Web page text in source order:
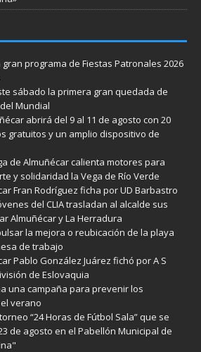
programa de Fiestas Patronales 2026
sábado la primera gran quedada de
Mundial
abrirá del 9 al 11 de agosto con 20
gratuitos y un amplio dispositivo de
de Almuñécar calienta motores para
y solidaridad la Vega de Río Verde
Fran Rodríguez ficha por UD Barbastro
del CLIA trasladan al alcalde sus
Almuñécar y La Herradura
la mejora o reubicación de la playa
de trabajo
Pablo González Juárez fichó por A S
de Eslovaquia
una campaña para prevenir los
verano
“24 Horas de Fútbol Sala” que se
de agosto en el Pabellón Municipal de